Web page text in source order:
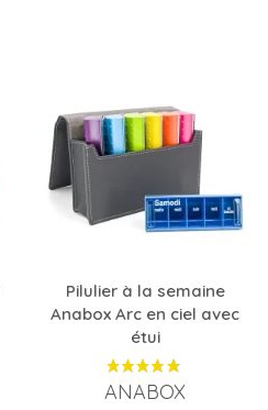
Pilulier à la semaine
Anabox Arc en ciel avec
étui
ANABOX